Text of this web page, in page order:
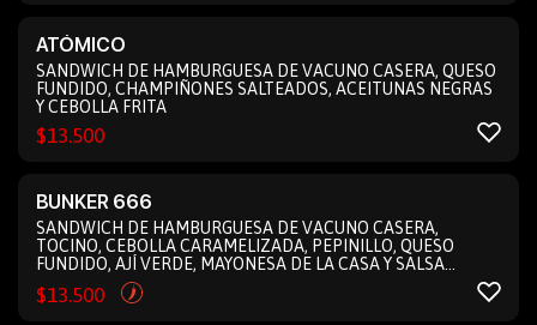
ATÓMICO
SANDWICH DE HAMBURGUESA DE VACUNO CASERA, QUESO
FUNDIDO, CHAMPIÑONES SALTEADOS, ACEITUNAS NEGRAS
Y CEBOLLA FRITA
$13.500
BUNKER 666
SANDWICH DE HAMBURGUESA DE VACUNO CASERA,
TOCINO, CEBOLLA CARAMELIZADA, PEPINILLO, QUESO
FUNDIDO, AJÍ VERDE, MAYONESA DE LA CASA Y SALSA
PICANTE DE LA CASA
$13.500